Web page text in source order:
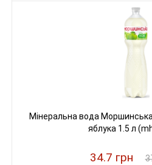
Мінеральна вода
яблука 1.5 л
34.7 грн